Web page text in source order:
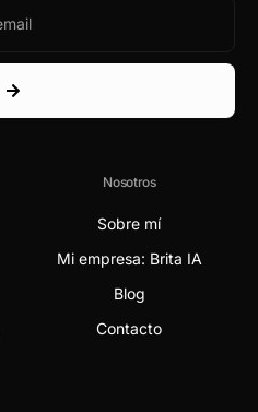
Nosotros
Sobre mí
Mi empresa: Brita IA
Blog
Contacto